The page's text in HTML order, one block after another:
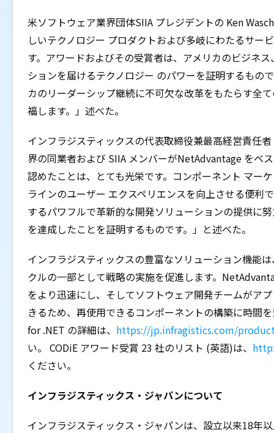
米ソフトウェア業界団体SIIA プレジデントの Ken
しいテクノロジー プロダクトおよび多岐にわたるサー
す。アワードおよびその受賞者は、アメリカのビジネ
ションを届けるテクノロジー のパワーを証明するもの
カのリーダーシップ継続に不可欠な改革をもたらす全
福します。」述べた。
インフラジスティックスの代表取締役兼最高経営責任
界の同業者および SIIA メンバーがNetAdvantage をベ
認めたことは、とても光栄です。コンポーネント マー
ラインのユーザー エクスペリエンスを向上させる便利
するパワフルで革新的な開発ソリューションの提供に
を達成したことを証明するものです。」と述べた。
インフラジスティックスの豊富なソリューション機能
クルの一部として戦略の実施を促進します。
をより迅速にし、そしてソフトウェア開発チームがア
きるため、再使用できるコンポーネントの構築に時間
for .NET の詳細は、 https://jp.infragistics.com/
い。 CODiE アワード受賞 23 社のリスト (英語)は、
ください。
インフラジスティックス・ジャパンについて
インフラジスティックス・ジャパンは、設立以来18年